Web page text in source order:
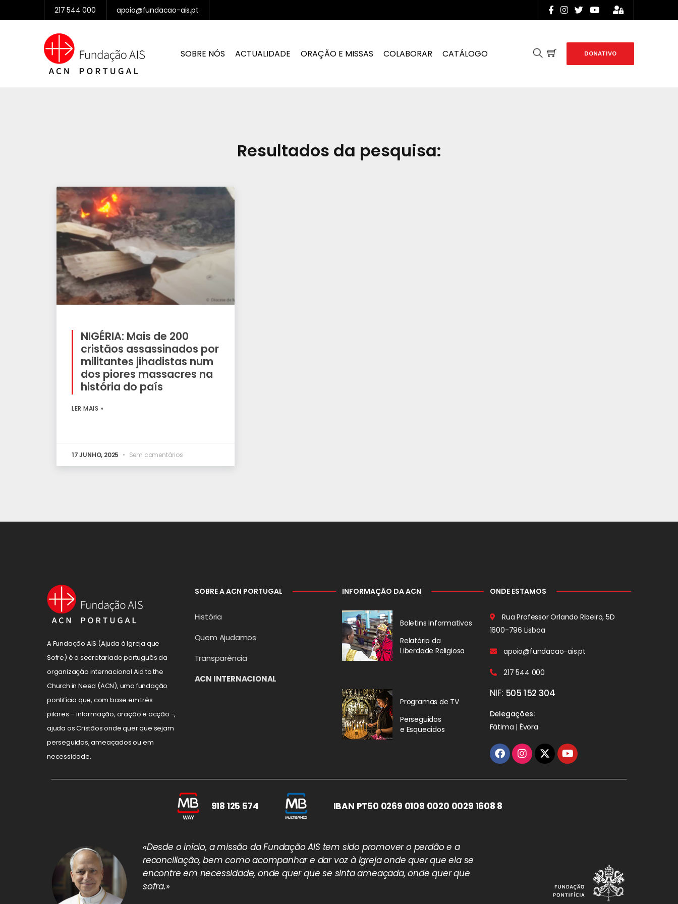
217 544 000 apoio@fundacao-ais.pt
SOBRE NÓS ACTUALIDADE ORAÇÃO E MISSAS COLABORAR CATÁLOGO DONATIVO
Resultados da pesquisa:
NIGÉRIA: Mais de 200
cristãos assassinados por
militantes jihadistas num
dos piores massacres na
história do país
LER MAIS »
17 JUNHO, 2025 Sem comentários
A Fundação AIS (Ajuda à Igreja que
Sofre) é o secretariado português da
organização internacional Aid to the
Church in Need (ACN), uma fundação
pontifícia que, com base em três
pilares – informação, oração e acção -,
ajuda os Cristãos onde quer que sejam
perseguidos, ameaçados ou em
necessidade.
SOBRE A ACN PORTUGAL
História
Quem Ajudamos
Transparência
ACN INTERNACIONAL
INFORMAÇÃO DA ACN
Boletins Informativos
Relatório da
Liberdade Religiosa
Programas de TV
Perseguidos
e Esquecidos
ONDE ESTAMOS
Rua Professor Orlando Ribeiro, 5D
1600-796 Lisboa
apoio@fundacao-ais.pt
217 544 000
NIF: 505 152 304
Delegações:
Fátima | Évora
918 125 574 IBAN PT50 0269 0109 0020 0029 1608 8
«Desde o início, a missão da Fundação AIS tem sido promover o perdão e a
reconciliação, bem como acompanhar e dar voz à Igreja onde quer que ela se
encontre em necessidade, onde quer que se sinta ameaçada, onde quer que
sofra.»